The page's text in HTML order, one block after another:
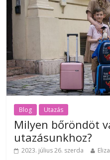
Blog Utazás
Milyen bőröndöt
utazásunkhoz?
2023. július 26. szerda Eliza